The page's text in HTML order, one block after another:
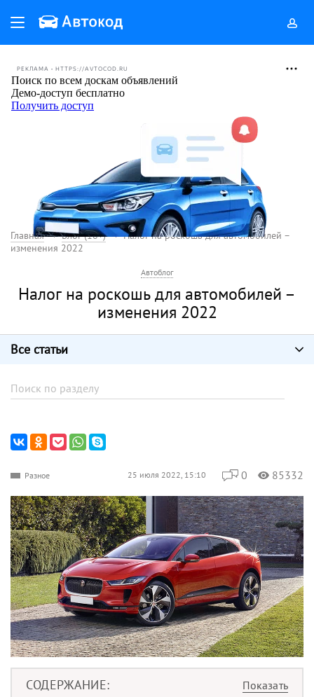
РЕКЛАМА • HTTPS://AVTOCOD.RU
Главная Блог (18+)
Налог на роскошь для автомобилей –
изменения 2022
Автоблог
Налог на роскошь для автомобилей –
изменения 2022
Все статьи
Разное 25 июля 2022, 15:10 0 85332
СОДЕРЖАНИЕ